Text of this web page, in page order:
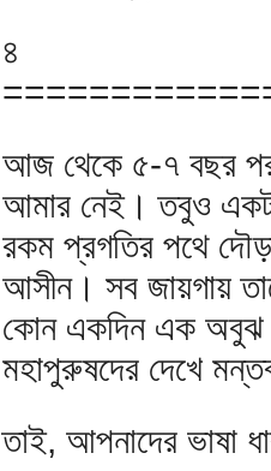
৪
আজ থেকে ৫-৭ বছর পর
আমার নেই। তবুও
রকম প্রগতির পথে
আসীন। সব জায়গায়
কোন একদিন এক অবুঝ
মহাপুরুষদের দেখে
তাই, আপনাদের ভাষা